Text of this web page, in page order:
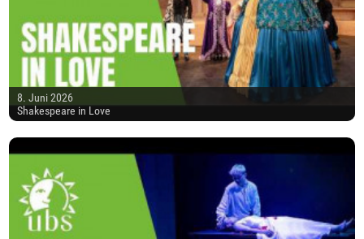
8. Juni 2026
Shakespeare in Love